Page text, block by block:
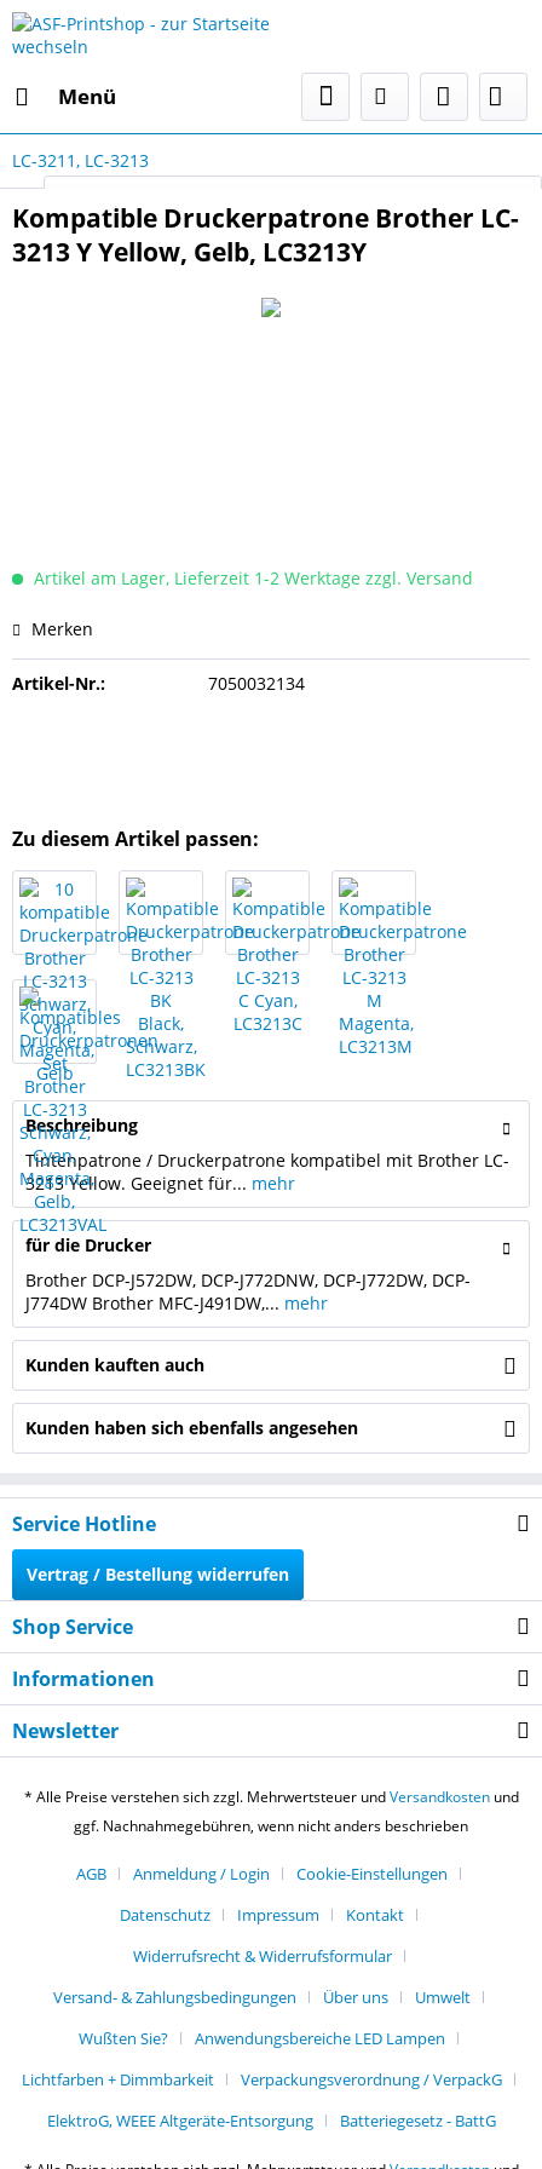
Menü
Select Language
LC-3211, LC-3213
Kompatible Druckerpatrone Brother LC-
3213 Y Yellow, Gelb, LC3213Y
Artikel am Lager, Lieferzeit 1-2 Werktage zzgl. Versand
Merken
Artikel-Nr.: 7050032134
Zu diesem Artikel passen:
Beschreibung
Tintenpatrone / Druckerpatrone kompatibel mit Brother LC-
3213 Yellow. Geeignet für... mehr
für die Drucker
Brother DCP-J572DW, DCP-J772DNW, DCP-J772DW, DCP-
J774DW Brother MFC-J491DW,... mehr
Kunden kauften auch
Kunden haben sich ebenfalls angesehen
Service Hotline
Vertrag / Bestellung widerrufen
Shop Service
Informationen
Newsletter
* Alle Preise verstehen sich zzgl. Mehrwertsteuer undVersandkostenund
ggf. Nachnahmegebühren, wenn nicht anders beschrieben
AGB Anmeldung / Login
Cookie-Einstellungen
Datenschutz
Impressum
Kontakt
Widerrufsrecht & Widerrufsformular
Versand- & Zahlungsbedingungen
Über uns
Umwelt
Wußten Sie?
Anwendungsbereiche LED Lampen
Lichtfarben + Dimmbarkeit
Verpackungsverordnung / VerpackG
ElektroG, WEEE Altgeräte-Entsorgung
Batteriegesetz - BattG